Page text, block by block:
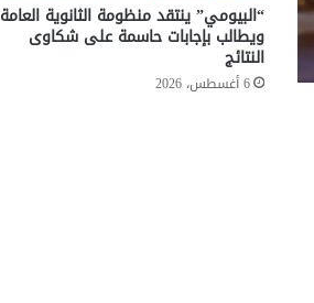
“البيومي” ينتقد منظومة الثانوية العامة
ويطالب بإجابات حاسمة على شكاوى
النتائج
6 أغسطس، 2026